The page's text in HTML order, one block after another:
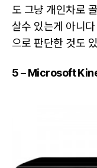
도 그냥 개인차로
살수 있는게 아니
으로 판단한 것도
5 – Microsoft